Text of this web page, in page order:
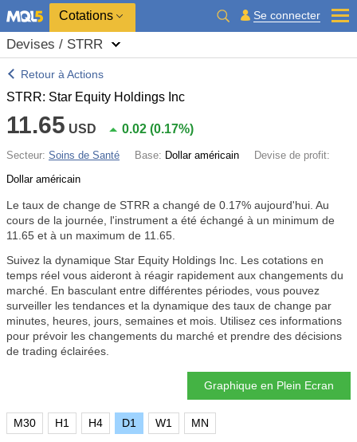
Cotations Se connecter
Devises / STRR
Retour à Actions
STRR: Star Equity Holdings Inc
11.65 USD 0.02 (0.17%)
Secteur: Soins de Santé Base: Dollar américain
Devise de profit:
Dollar américain
Le taux de change de STRR a changé de 0.17% aujourd'hui. Au
cours de la journée, l'instrument a été échangé à un minimum de
11.65 et à un maximum de 11.65.
Suivez la dynamique Star Equity Holdings Inc. Les cotations en
temps réel vous aideront à réagir rapidement aux changements du
marché. En basculant entre différentes périodes, vous pouvez
surveiller les tendances et la dynamique des taux de change par
minutes, heures, jours, semaines et mois. Utilisez ces informations
pour prévoir les changements du marché et prendre des décisions
de trading éclairées.
Graphique en Plein Ecran
M30 H1 H4 D1 W1 MN